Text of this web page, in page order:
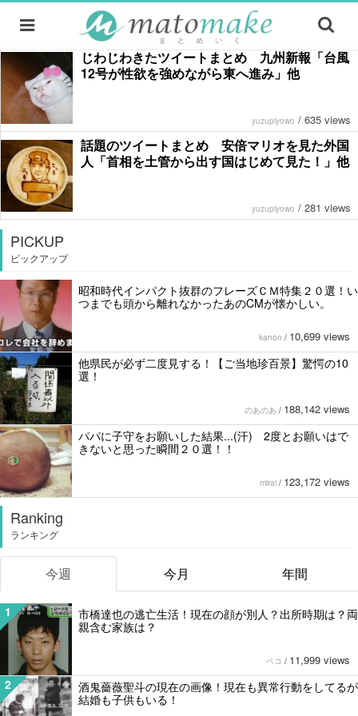
じわじわきたツイートまとめ 九州新報「台風
12号が性欲を強めながら東へ進み」他
yuzupiyowo / 635 views
話題のツイートまとめ 安倍マリオを見た外国
人「首相を土管から出す国はじめて見た！」他
yuzupiyowo / 281 views
PICKUP
ピックアップ
昭和時代インパクト抜群のフレーズＣＭ特集２０選！い
つまでも頭から離れなかったあのCMが懐かしい。
kanon / 10,699 views
他県民が必ず二度見する！【ご当地珍百景】驚愕の10
選！
のあのあ / 188,142 views
パパに子守をお願いした結果...(汗) 2度とお願いはで
きないと思った瞬間２０選！！
mirai / 123,172 views
Ranking
ランキング
今週 今月 年間
1
市橋達也の逃亡生活！現在の顔が別人？出所時期は？両
親含む家族は？
ペコ / 11,999 views
2
酒鬼薔薇聖斗の現在の画像！現在も異常行動をしてるが
結婚も子供もいる！